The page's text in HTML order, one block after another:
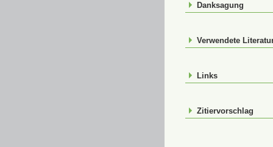
Danksagung
Verwendete
Links
Zitiervorschlag